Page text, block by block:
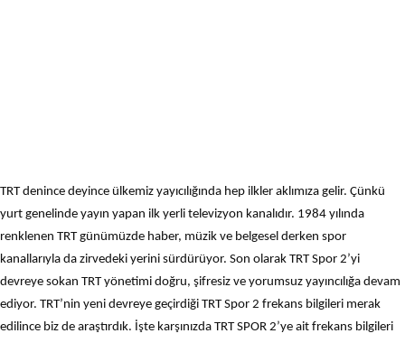
TRT denince deyince ülkemiz yayıcılığında hep ilkler aklımıza gelir. Çünkü
yurt genelinde yayın yapan ilk yerli televizyon kanalıdır. 1984 yılında
renklenen TRT günümüzde haber, müzik ve belgesel derken spor
kanallarıyla da zirvedeki yerini sürdürüyor. Son olarak TRT Spor 2’yi
devreye sokan TRT yönetimi doğru, şifresiz ve yorumsuz yayıncılığa devam
ediyor. TRT’nin yeni devreye geçirdiği TRT Spor 2 frekans bilgileri merak
edilince biz de araştırdık. İşte karşınızda TRT SPOR 2’ye ait frekans bilgileri